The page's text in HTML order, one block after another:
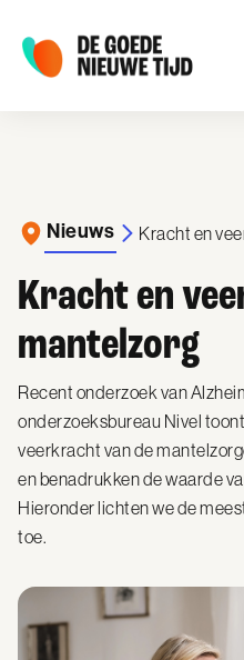
Nieuws Kracht en
Kracht en
mantelzorg
Recent onderzoek van
onderzoeksbureau Nivel
veerkracht van de
en benadrukken de waarde
Hieronder lichten we de
toe.